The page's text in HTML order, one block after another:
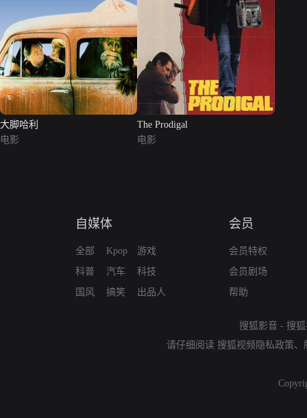
大脚哈利
电影
The Prodigal
电影
自媒体
全部
科普
国风
Kpop
汽车
搞笑
游戏
科技
出品人
会员
会员特权
会员剧场
帮助
搜狐影音 - 搜
请仔细阅读 搜狐视频隐私政策、